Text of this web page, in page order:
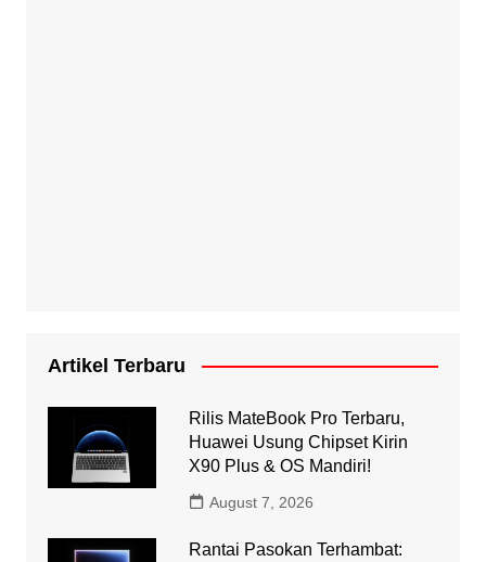
Artikel Terbaru
Rilis MateBook Pro Terbaru,
Huawei Usung Chipset Kirin
X90 Plus & OS Mandiri!
August 7, 2026
Rantai Pasokan Terhambat: